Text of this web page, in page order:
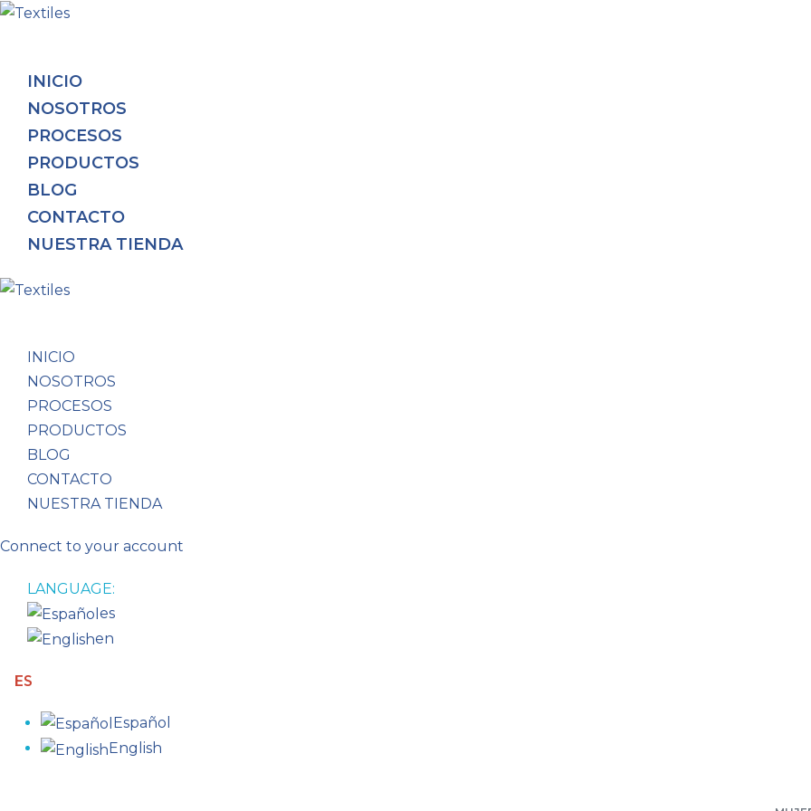
INICIO
NOSOTROS
PROCESOS
PRODUCTOS
BLOG
CONTACTO
NUESTRA TIENDA
INICIO
NOSOTROS
PROCESOS
PRODUCTOS
BLOG
CONTACTO
NUESTRA TIENDA
Connect to your account
LANGUAGE:
es
en
ES
Español
English